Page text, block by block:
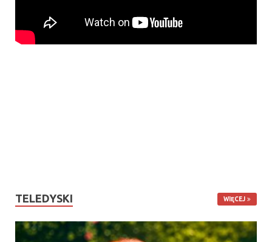
TELEDYSKI WIĘCEJ